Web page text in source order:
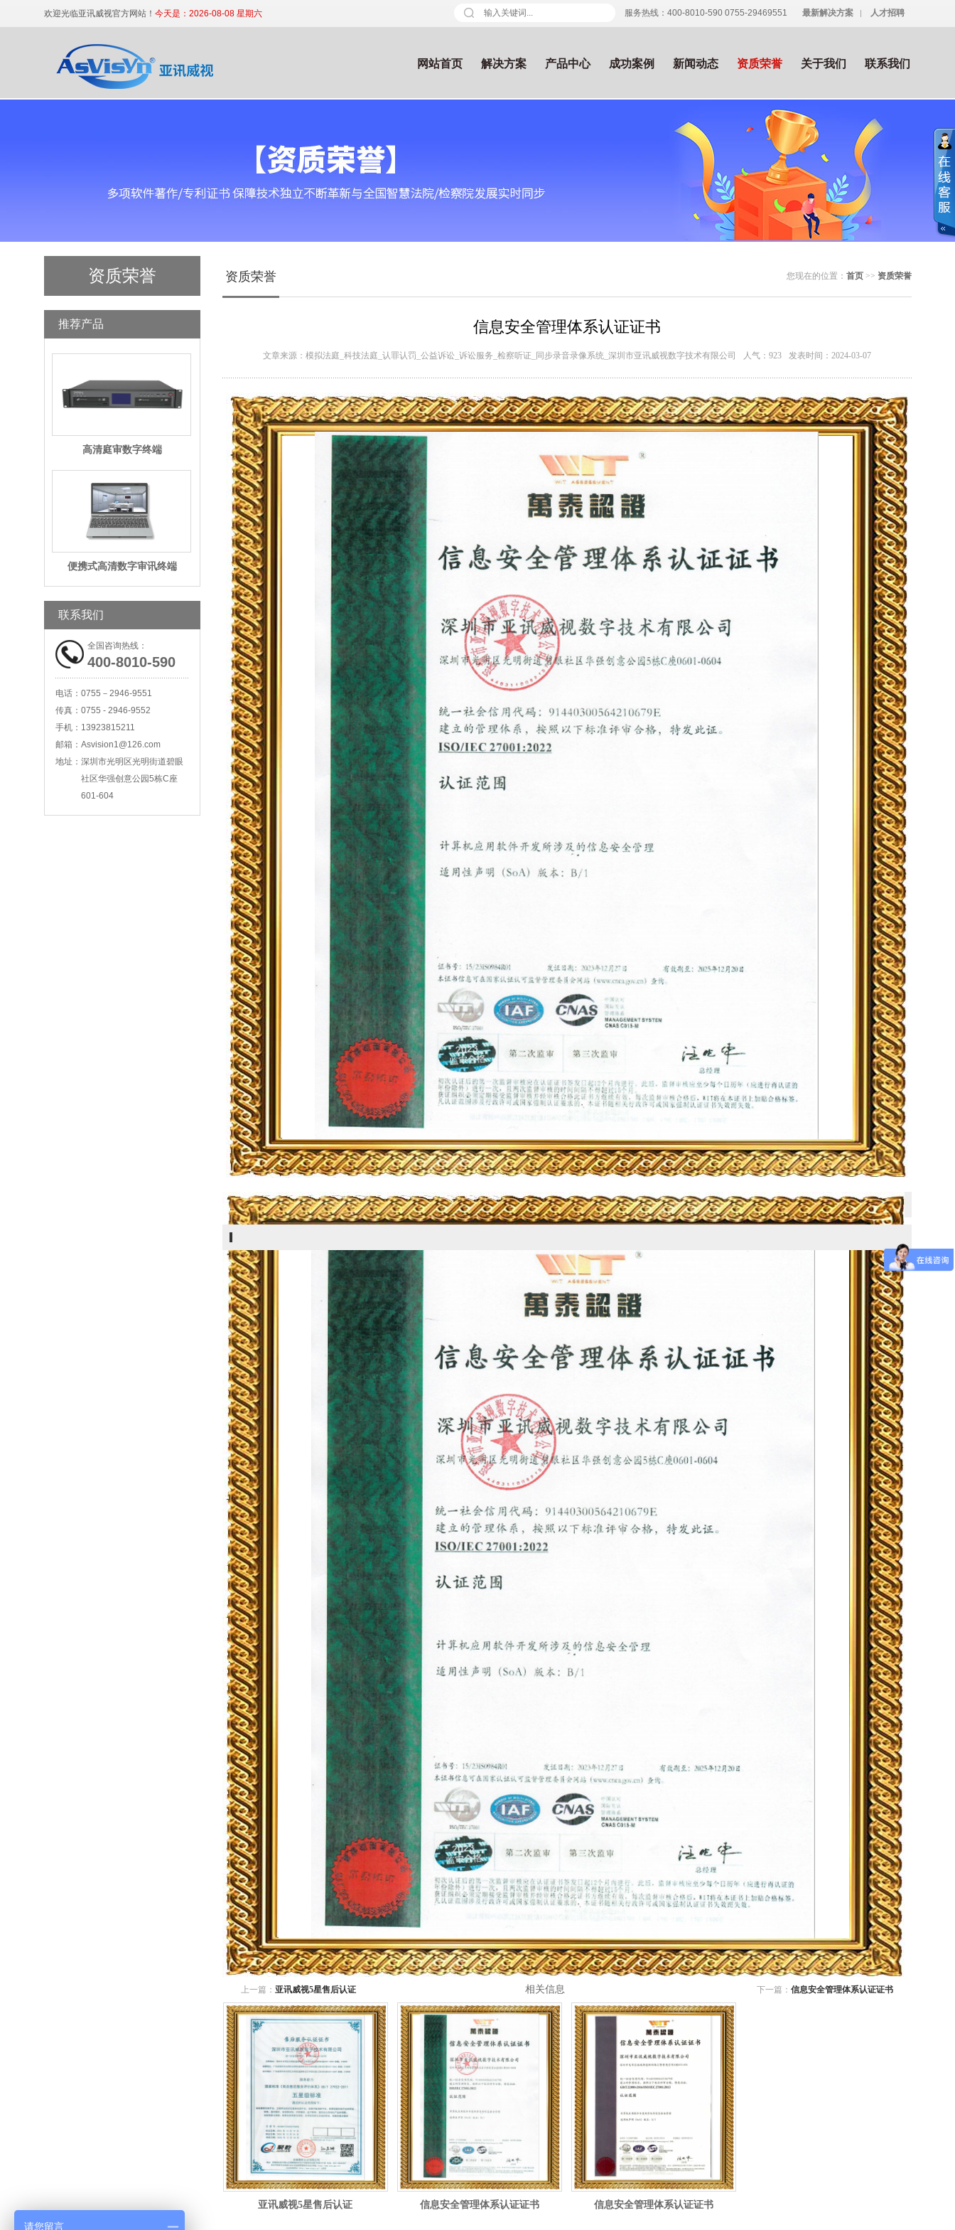
欢迎光临亚讯威视官方网站！ 今天是：2026-08-08 星期六 服务热线：400-8010-590 0755-29469551 最新解决方案 人才招聘
网站首页 解决方案 产品中心 成功案例 新闻动态 资质荣誉 关于我们 联系我们
资质荣誉
推荐产品
便携式高清数字审讯终端
科技法庭高清庭审主机
互联网直播主机
科技法庭高清庭审主机
互联网直播主机
联系我们
全国咨询热线：
400-8010-590
电话： 0755－2946-9551
传真： 0755 - 2946-9552
手机： 13923815211
邮箱： Asvision1@126.com
地址： 深圳市光明区光明街道碧眼
社区华强创意公园5栋C座
601-604
资质荣誉 您现在的位置： 首页>> 资质荣誉
信息安全管理体系认证证书
文章来源：模拟法庭_科技法庭_认罪认罚_公益诉讼_诉讼服务_检察听证_同步录音录像系统_深圳市亚讯威视数字技术有限公司 人气：923 发表时间：2024-03-07
上一篇： 亚讯威视5星售后认证 下一篇： 信息安全管理体系认证证书
相关信息
亚讯威视5星售后认证 信息安全管理体系认证证书 信息安全管理体系认证证书
请您留言